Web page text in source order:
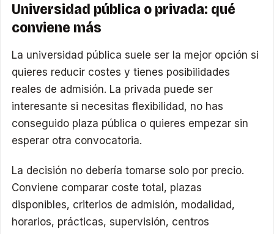
Universidad pública o privada: qué
conviene más
La universidad pública suele ser la mejor opción si
quieres reducir costes y tienes posibilidades
reales de admisión. La privada puede ser
interesante si necesitas flexibilidad, no has
conseguido plaza pública o quieres empezar sin
esperar otra convocatoria.
La decisión no debería tomarse solo por precio.
Conviene comparar coste total, plazas
disponibles, criterios de admisión, modalidad,
horarios, prácticas, supervisión, centros